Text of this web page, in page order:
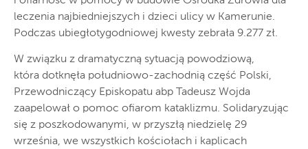
leczenia najbiedniejszych i dzieci ulicy w Kamerunie.
Podczas ubiegłotygodniowej kwesty zebrała 9.277 zł.
W związku z dramatyczną sytuacją powodziową,
która dotknęła południowo-zachodnią część Polski,
Przewodniczący Episkopatu abp Tadeusz Wojda
zaapelował o pomoc ofiarom kataklizmu. Solidaryzując
się z poszkodowanymi, w przyszłą niedzielę 29
września, we wszystkich kościołach i kaplicach